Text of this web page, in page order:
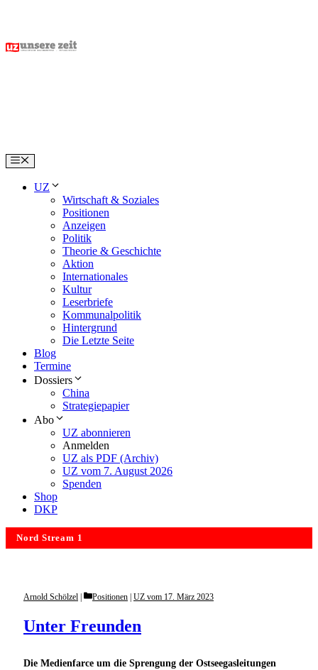
content
Menu
UZ
Wirtschaft & Soziales
Positionen
Anzeigen
Politik
Theorie & Geschichte
Aktion
Internationales
Kultur
Leserbriefe
Kommunalpolitik
Hintergrund
Die Letzte Seite
Blog
Termine
Dossiers
China
Strategiepapier
Abo
UZ abonnieren
Anmelden
UZ als PDF (Archiv)
UZ vom 7. August 2026
Spenden
Shop
DKP
Nord Stream 1
Die Medienfarce um die Sprengung der Ostseegasleitungen
Unter Freunden
Arnold Schölzel Categories
Positionen UZ vom 17. März 2023